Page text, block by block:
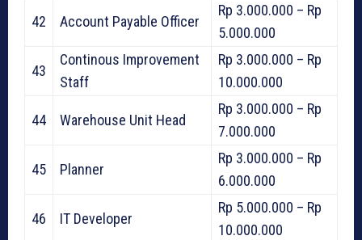
42 Account Payable Officer
Rp 3.000.000 – Rp
5.000.000
43
Continous Improvement
Staff
Rp 3.000.000 – Rp
10.000.000
44 Warehouse Unit Head
Rp 3.000.000 – Rp
7.000.000
45 Planner
Rp 3.000.000 – Rp
6.000.000
46 IT Developer
Rp 5.000.000 – Rp
10.000.000